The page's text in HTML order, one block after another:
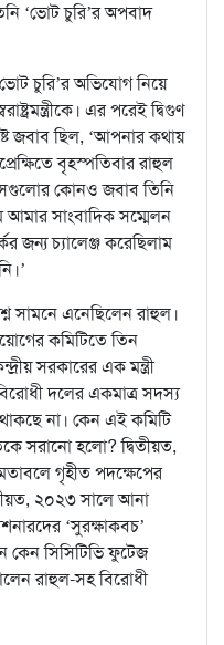
‘ভোট চুরি’র অপবাদ
চুরি’র অভিযোগ নিয়ে
এর পরেই দ্বিগুণ
জবাব ছিল, ‘আপনার কথায়
বৃহস্পতিবার রাহুল
কোনও জবাব তিনি
সাংবাদিক সম্মেলন
জন্য চ্যালেঞ্জ করেছিলাম
সামনে এনেছিলেন রাহুল।
কমিটিতে তিন
সরকারের এক মন্ত্রী
দলের একমাত্র সদস্য
না। কেন এই কমিটি
সরানো হলো? দ্বিতীয়ত,
গৃহীত পদক্ষেপের
২০২৩ সালে আনা
‘সুরক্ষাকবচ’
কেন সিসিটিভি ফুটেজ
রাহুল-সহ বিরোধী